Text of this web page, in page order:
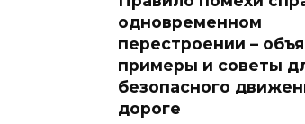
одновременном
перестроении –
примеры и советы
безопасного
дороге